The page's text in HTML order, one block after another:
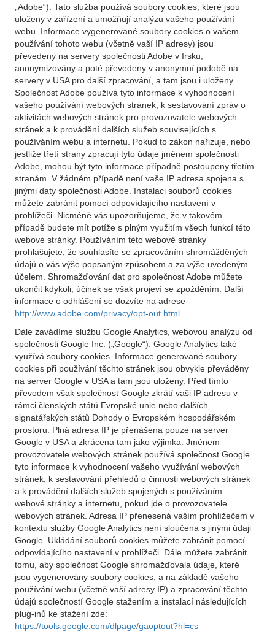
„Adobe“). Tato služba používá soubory cookies, které jsou
uloženy v zařízení a umožňují analýzu vašeho používání
webu. Informace vygenerované soubory cookies o vašem
používání tohoto webu (včetně vaší IP adresy) jsou
převedeny na servery společnosti Adobe v Irsku,
anonymizovány a poté převedeny v anonymní podobě na
servery v USA pro další zpracování, a tam jsou i uloženy.
Společnost Adobe používá tyto informace k vyhodnocení
vašeho používání webových stránek, k sestavování zpráv o
aktivitách webových stránek pro provozovatele webových
stránek a k provádění dalších služeb souvisejících s
používáním webu a internetu. Pokud to zákon nařizuje, nebo
jestliže třetí strany zpracují tyto údaje jménem společnosti
Adobe, mohou být tyto informace případně postoupeny třetím
stranám. V žádném případě není vaše IP adresa spojena s
jinými daty společnosti Adobe. Instalaci souborů cookies
můžete zabránit pomocí odpovídajícího nastavení v
prohlížeči. Nicméně vás upozorňujeme, že v takovém
případě budete mít potíže s plným využitím všech funkcí této
webové stránky. Používáním této webové stránky
prohlašujete, že souhlasíte se zpracováním shromážděných
údajů o vás výše popsaným způsobem a za výše uvedeným
účelem. Shromažďování dat pro společnost Adobe můžete
ukončit kdykoli, účinek se však projeví se zpožděním. Další
informace o odhlášení se dozvíte na adrese
http://www.adobe.com/privacy/opt-out.html
Dále zavádíme službu Google Analytics, webovou analýzu od
společnosti Google Inc. („Google“). Google Analytics také
využívá soubory cookies. Informace generované soubory
cookies při používání těchto stránek jsou obvykle převáděny
na server Google v USA a tam jsou uloženy. Před tímto
převodem však společnost Google zkrátí vaši IP adresu v
rámci členských států Evropské unie nebo dalších
signatářských států Dohody o Evropském hospodářském
prostoru. Plná adresa IP je přenášena pouze na server
Google v USA a zkrácena tam jako výjimka. Jménem
provozovatele webových stránek používá společnost Google
tyto informace k vyhodnocení vašeho využívání webových
stránek, k sestavování přehledů o činnosti webových stránek
a k provádění dalších služeb spojených s používáním
webové stránky a internetu, pokud jde o provozovatele
webových stránek. Adresa IP přenesená vaším prohlížečem v
kontextu služby Google Analytics není sloučena s jinými údaji
Google. Ukládání souborů cookies můžete zabránit pomocí
odpovídajícího nastavení v prohlížeči. Dále můžete zabránit
tomu, aby společnost Google shromažďovala údaje, které
jsou vygenerovány soubory cookies, a na základě vašeho
používání webu (včetně vaší adresy IP) a zpracování těchto
údajů společností Google stažením a instalací následujících
plug-inů ke stažení zde:
https://tools.google.com/dlpage/gaoptout?hl=cs